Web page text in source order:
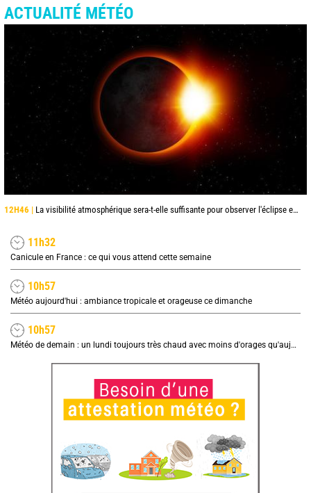
ACTUALITÉ MÉTÉO
12H46 | La visibilité atmosphérique sera-t-elle suffisante pour observer l'éclipse en fin de journée ?
11h32
Canicule en France : ce qui vous attend cette semaine
10h57
Météo aujourd'hui : ambiance tropicale et orageuse ce dimanche
10h57
Météo de demain : un lundi toujours très chaud avec moins d'orages qu'aujourd'hui